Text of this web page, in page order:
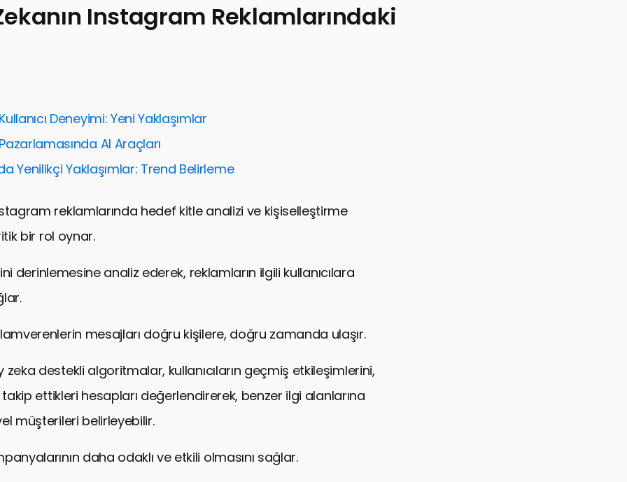
Instagram Reklamlarındaki Rolü
ve Instagram Reklamlarında Bütçe Yönetimi
Reklam Etkileşimlerinin Artırılması
ile Reklam Trendlerinin Takibi ve Uygulanması
Instagram Reklamlarının Geleceği
Instagram Reklamlarının Geleceği ve Etkisi
Instagram Reklamlarındaki
Deneyimi: Yeni Yaklaşımlar
AI Araçları
Yenilikçi Yaklaşımlar: Trend Belirleme
reklamlarında hedef kitle analizi ve kişiselleştirme
bir rol oynar.
derinlemesine analiz ederek, reklamların ilgili kullanıcılara
mesajları doğru kişilere, doğru zamanda ulaşır.
zeka destekli algoritmalar, kullanıcıların geçmiş etkileşimlerini,
ettikleri hesapları değerlendirerek, benzer ilgi alanlarına
müşterileri belirleyebilir.
daha odaklı ve etkili olmasını sağlar.